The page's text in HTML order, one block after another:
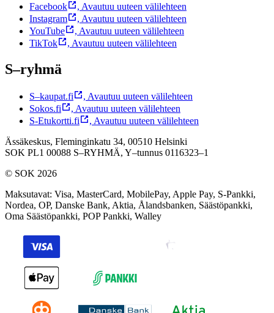
Facebook
, Avautuu uuteen välilehteen
Instagram
, Avautuu uuteen välilehteen
YouTube
, Avautuu uuteen välilehteen
TikTok
, Avautuu uuteen välilehteen
S–ryhmä
S–kaupat.fi , Avautuu uuteen välilehteen
Sokos.fi
, Avautuu uuteen välilehteen
S-Etukortti.fi
, Avautuu uuteen välilehteen
Ässäkeskus, Fleminginkatu 34, 00510 Helsinki
SOK PL1 00088 S–RYHMÄ, Y–tunnus 0116323–1
© SOK 2026
Maksutavat: Visa, MasterCard, MobilePay, Apple Pay, S-Pankki,
Nordea, OP, Danske Bank, Aktia, Ålandsbanken, Säästöpankki,
Oma Säästöpankki, POP Pankki, Walley